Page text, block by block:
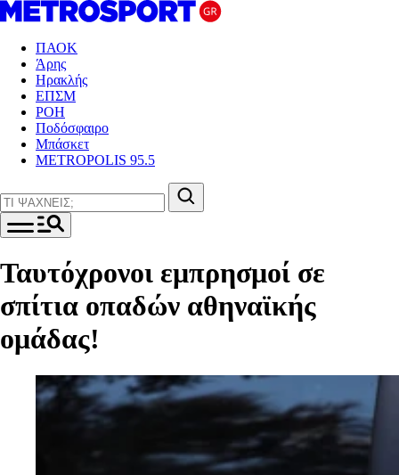
ΠΑΟΚ
Άρης
Ηρακλής
ΕΠΣΜ
ΡΟΗ
Ποδόσφαιρο
Μπάσκετ
METROPOLIS 95.5
Ταυτόχρονοι εμπρησμοί σε
σπίτια οπαδών αθηναϊκής
ομάδας!